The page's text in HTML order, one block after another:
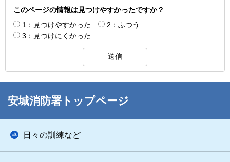
このページの情報は見つけやすかったですか？
1：見つけやすかった
2：ふつう
3：見つけにくかった
安城消防署トップページ
日々の訓練など